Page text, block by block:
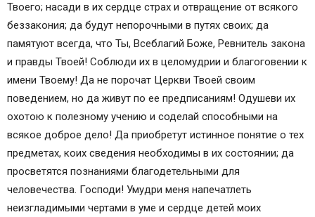
Твоего; насади в их сердце страх и отвращение от всякого
беззакония; да будут непорочными в путях своих; да
памятуют всегда, что Ты, Всеблагий Боже, Ревнитель закона
и правды Твоей! Соблюди их в целомудрии и благоговении к
имени Твоему! Да не порочат Церкви Твоей своим
поведением, но да живут по ее предписаниям! Одушеви их
охотою к полезному учению и соделай способными на
всякое доброе дело! Да приобретут истинное понятие о тех
предметах, коих сведения необходимы в их состоянии; да
просветятся познаниями благодетельными для
человечества. Господи! Умудри меня напечатлеть
неизгладимыми чертами в уме и сердце детей моих